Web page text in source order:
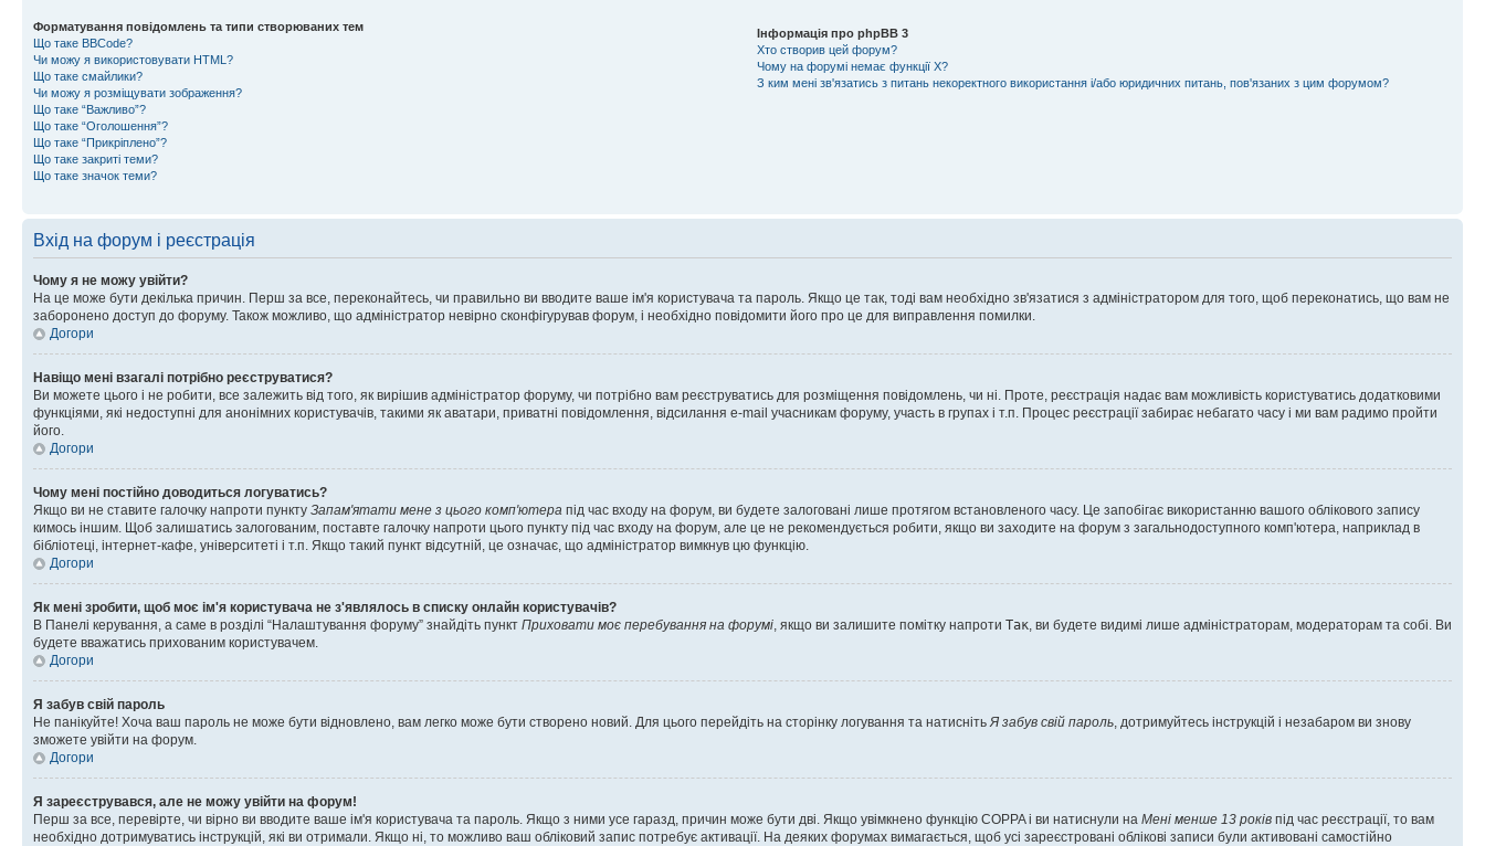
Форматування повідомлень та типи створюваних тем
Що таке BBCode?
Чи можу я використовувати HTML?
Що таке смайлики?
Чи можу я розміщувати зображення?
Що таке “Важливо”?
Що таке “Оголошення”?
Що таке “Прикріплено”?
Що таке закриті теми?
Що таке значок теми?
Інформація про phpBB 3
Хто створив цей форум?
Чому на форумі немає функції X?
З ким мені зв'язатись з питань некоректного використання і/або юридичних питань, пов'язаних з цим форумом?
Вхід на форум і реєстрація
Чому я не можу увійти?
На це може бути декілька причин. Перш за все, переконайтесь, чи правильно ви вводите ваше ім'я користувача та пароль. Якщо це так, тоді вам необхідно зв'язатися з адміністратором для того, щоб переконатись, що вам не
заборонено доступ до форуму. Також можливо, що адміністратор невірно сконфігурував форум, і необхідно повідомити його про це для виправлення помилки.
Догори
Навіщо мені взагалі потрібно реєструватися?
Ви можете цього і не робити, все залежить від того, як вирішив адміністратор форуму, чи потрібно вам реєструватись для розміщення повідомлень, чи ні. Проте, реєстрація надає вам можливість користуватись додатковими
функціями, які недоступні для анонімних користувачів, такими як аватари, приватні повідомлення, відсилання e-mail учасникам форуму, участь в групах і т.п. Процес реєстрації забирає небагато часу і ми вам радимо пройти
його.
Догори
Чому мені постійно доводиться логуватись?
Якщо ви не ставите галочку напроти пункту Запам'ятати мене з цього комп'ютера під час входу на форум, ви будете залоговані лише протягом встановленого часу. Це запобігає використанню вашого облікового запису
кимось іншим. Щоб залишатись залогованим, поставте галочку напроти цього пункту під час входу на форум, але це не рекомендується робити, якщо ви заходите на форум з загальнодоступного комп'ютера, наприклад в
бібліотеці, інтернет-кафе, університеті і т.п. Якщо такий пункт відсутній, це означає, що адміністратор вимкнув цю функцію.
Догори
Як мені зробити, щоб моє ім'я користувача не з'являлось в списку онлайн користувачів?
В Панелі керування, а саме в розділі “Налаштування форуму” знайдіть пункт Приховати моє перебування на форумі, якщо ви залишите помітку напроти Так, ви будете видимі лише адміністраторам, модераторам та собі. Ви
будете вважатись прихованим користувачем.
Догори
Я забув свій пароль
Не панікуйте! Хоча ваш пароль не може бути відновлено, вам легко може бути створено новий. Для цього перейдіть на сторінку логування та натиснітьЯ забув свій пароль, дотримуйтесь інструкцій і незабаром ви знову
зможете увійти на форум.
Догори
Я зареєструвався, але не можу увійти на форум!
Перш за все, перевірте, чи вірно ви вводите ваше ім'я користувача та пароль. Якщо з ними усе гаразд, причин може бути дві. Якщо увімкнено функцію COPPA і ви натиснули на Мені менше 13 років під час реєстрації, то вам
необхідно дотримуватись інструкцій, які ви отримали. Якщо ні, то можливо ваш обліковий запис потребує активації. На деяких форумах вимагається, щоб усі зареєстровані облікові записи були активовані самостійно